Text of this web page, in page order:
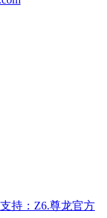
持：Z6.尊龙官方